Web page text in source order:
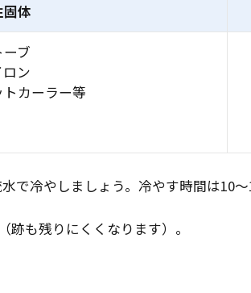
固体
ーブ
ロン
トカーラー等
で冷やしましょう。冷やす時間は10
も残りにくくなります）。